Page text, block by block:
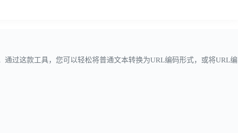
过这款工具，您可以轻松将普通文本转换为URL编码形式，或将URL编